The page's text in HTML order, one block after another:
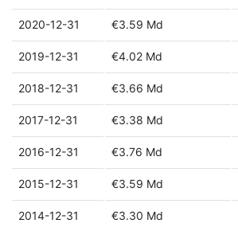
2020-12-31 €3.59 Md
2019-12-31 €4.02 Md
2018-12-31 €3.66 Md
2017-12-31 €3.38 Md
2016-12-31 €3.76 Md
2015-12-31 €3.59 Md
2014-12-31 €3.30 Md